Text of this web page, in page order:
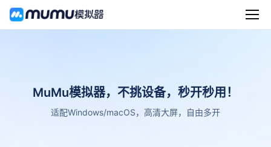
MuMu模拟器，不挑设备，秒开秒用！
适配Windows/macOS，高清大屏，自由多开